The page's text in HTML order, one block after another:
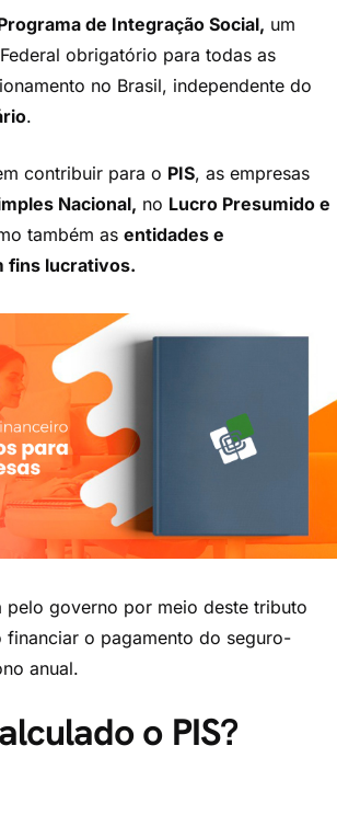
de Integração Social, um
obrigatório para todas as
no Brasil, independente do
.
contribuir para o PIS, as empresas
Nacional, no Lucro Presumido e
também as entidades e
fins lucrativos.
pelo governo por meio deste tributo
o pagamento do seguro-
anual.
o PIS?